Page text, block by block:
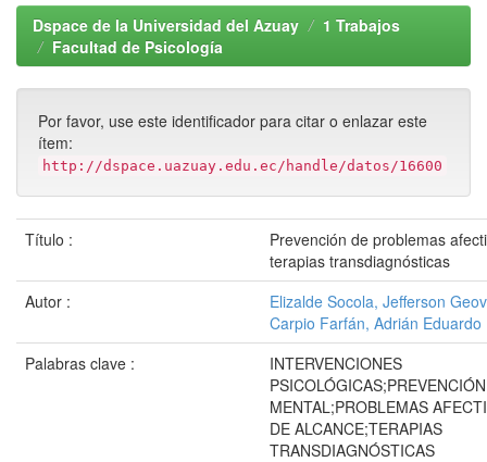
Dspace de la Universidad del Azuay
1 Trabajos
Facultad de Psicología
Por favor, use este identificador para citar o enlazar este
ítem:
http://dspace.uazuay.edu.ec/handle/datos/16600
Título :
Prevención de problemas
terapias transdiagnósticas
Autor :
Elizalde Socola, Jefferson
Carpio Farfán, Adrián Eduardo
Palabras clave :
INTERVENCIONES
MENTAL;PROBLEMAS
DE ALCANCE;TERAPIAS
TRANSDIAGNÓSTICAS